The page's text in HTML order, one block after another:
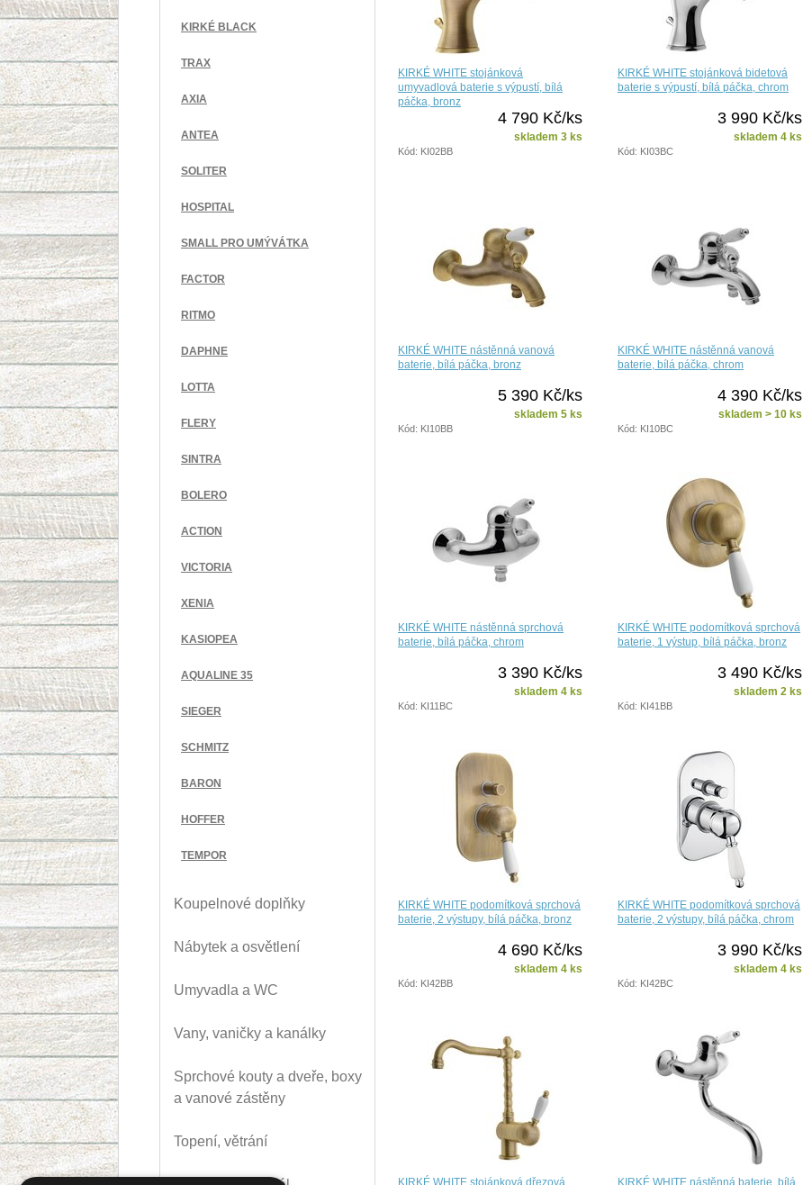
KIRKÉ BLACK
TRAX
AXIA
ANTEA
SOLITER
HOSPITAL
SMALL PRO UMÝVÁTKA
FACTOR
RITMO
DAPHNE
LOTTA
FLERY
SINTRA
BOLERO
ACTION
VICTORIA
XENIA
KASIOPEA
AQUALINE 35
SIEGER
SCHMITZ
BARON
HOFFER
TEMPOR
Koupelnové doplňky
Nábytek a osvětlení
Umyvadla a WC
Vany, vaničky a kanálky
Sprchové kouty a dveře, boxy
a vanové zástěny
Topení, větrání
KIRKÉ WHITE stojánková
umyvadlová baterie s výpustí, bílá
páčka, bronz
4 790 Kč/ks
skladem 3 ks
Kód: KI02BB
KIRKÉ WHITE stojánková bidetová
baterie s výpustí, bílá páčka, chrom
3 990 Kč/ks
skladem 4 ks
Kód: KI03BC
KIRKÉ WHITE nástěnná vanová
baterie, bílá páčka, bronz
5 390 Kč/ks
skladem 5 ks
Kód: KI10BB
KIRKÉ WHITE nástěnná vanová
baterie, bílá páčka, chrom
4 390 Kč/ks
skladem > 10 ks
Kód: KI10BC
KIRKÉ WHITE nástěnná sprchová
baterie, bílá páčka, chrom
3 390 Kč/ks
skladem 4 ks
Kód: KI11BC
KIRKÉ WHITE podomítková sprchová
baterie, 1 výstup, bílá páčka, bronz
3 490 Kč/ks
skladem 2 ks
Kód: KI41BB
KIRKÉ WHITE podomítková sprchová
baterie, 2 výstupy, bílá páčka, bronz
4 690 Kč/ks
skladem 4 ks
Kód: KI42BB
KIRKÉ WHITE podomítková sprchová
baterie, 2 výstupy, bílá páčka, chrom
3 990 Kč/ks
skladem 4 ks
Kód: KI42BC
KIRKÉ WHITE stojánková dřezová KIRKÉ WHITE nástěnná baterie, bílá